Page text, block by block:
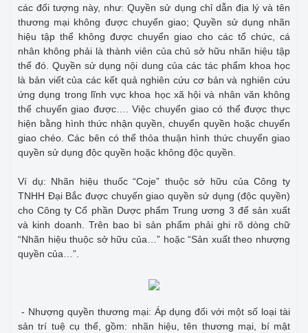
các đối tượng này, như: Quyền sử dụng chỉ dẫn địa lý và tên
thương mại không được chuyển giao; Quyền sử dụng nhãn
hiệu tập thể không được chuyển giao cho các tổ chức, cá
nhân không phải là thành viên của chủ sở hữu nhãn hiệu tập
thể đó. Quyền sử dụng nội dung của các tác phẩm khoa học
là bản viết của các kết quả nghiên cứu cơ bản và nghiên cứu
ứng dụng trong lĩnh vực khoa học xã hội và nhân văn không
thể chuyển giao được…. Việc chuyển giao có thể được thực
hiện bằng hình thức nhận quyền, chuyển quyền hoặc chuyển
giao chéo. Các bên có thể thỏa thuận hình thức chuyển giao
quyền sử dụng độc quyền hoặc không độc quyền.
Ví dụ: Nhãn hiệu thuốc “Coje” thuộc sở hữu của Công ty
TNHH Đại Bắc được chuyển giao quyền sử dụng (độc quyền)
cho Công ty Cổ phần Dược phẩm Trung ương 3 để sản xuất
và kinh doanh. Trên bao bì sản phẩm phải ghi rõ dòng chữ
“Nhãn hiệu thuộc sở hữu của…” hoặc “Sản xuất theo nhượng
quyền của…”.
- Nhượng quyền thương mại: Áp dụng đối với một số loại tài
sản trí tuệ cụ thể, gồm: nhãn hiệu, tên thương mại, bí mật